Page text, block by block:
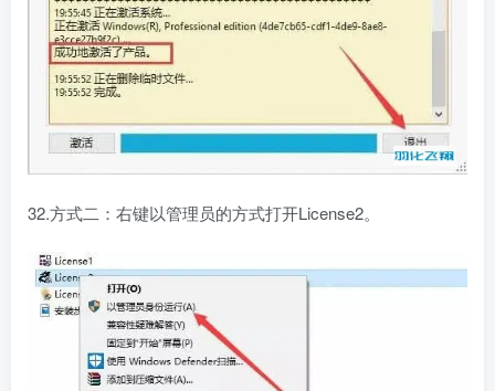
32.方式二：右键以管理员的方式打开License2。